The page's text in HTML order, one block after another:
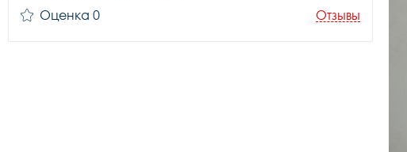
Оценка 0
Отзывы